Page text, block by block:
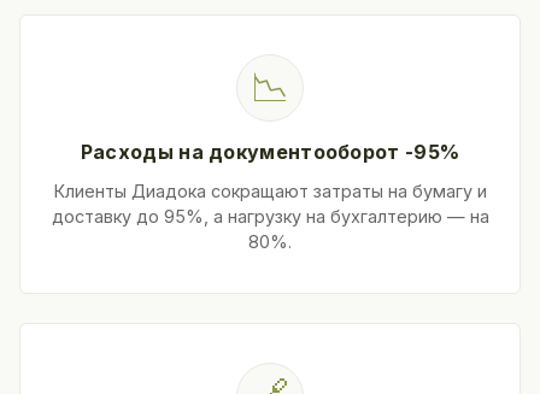
📉
Расходы на документооборот -95%
Клиенты Диадока сокращают затраты на бумагу и
доставку до 95%, а нагрузку на бухгалтерию — на
80%.